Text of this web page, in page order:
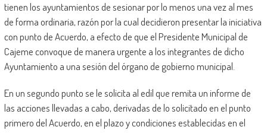
tienen los ayuntamientos de sesionar por lo menos una vez al mes
de forma ordinaria, razón por la cual decidieron presentar la iniciativa
con punto de Acuerdo, a efecto de que el Presidente Municipal de
Cajeme convoque de manera urgente a los integrantes de dicho
Ayuntamiento a una sesión del órgano de gobierno municipal.
En un segundo punto se le solicita al edil que remita un informe de
las acciones llevadas a cabo, derivadas de lo solicitado en el punto
primero del Acuerdo, en el plazo y condiciones establecidas en el